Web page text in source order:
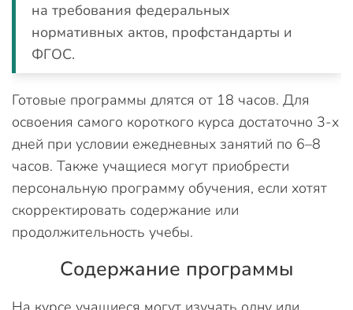
на требования федеральных
нормативных актов, профстандарты и
ФГОС.
Готовые программы длятся от 18 часов. Для
освоения самого короткого курса достаточно 3-х
дней при условии ежедневных занятий по 6–8
часов. Также учащиеся могут приобрести
персональную программу обучения, если хотят
скорректировать содержание или
продолжительность учебы.
Содержание программы